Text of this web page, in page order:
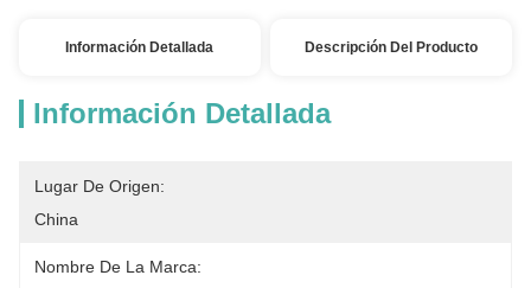
Información Detallada Descripción Del Producto
Información Detallada
Lugar De Origen:
China
Nombre De La Marca: